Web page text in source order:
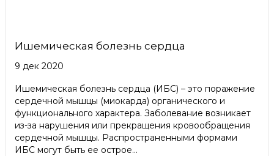
Ишемическая болезнь сердца
9 дек 2020
Ишемическая болезнь сердца (ИБС) – это поражение
сердечной мышцы (миокарда) органического и
функционального характера. Заболевание возникает
из-за нарушения или прекращения кровообращения
сердечной мышцы. Распространенными формами
ИБС могут быть ее острое...